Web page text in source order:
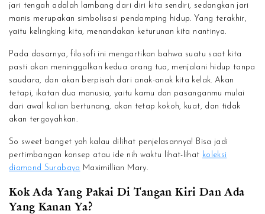
jari tengah adalah lambang dari diri kita sendiri, sedangkan jari
manis merupakan simbolisasi pendamping hidup. Yang terakhir,
yaitu kelingking kita, menandakan keturunan kita nantinya.
Pada dasarnya, filosofi ini mengartikan bahwa suatu saat kita
pasti akan meninggalkan kedua orang tua, menjalani hidup tanpa
saudara, dan akan berpisah dari anak-anak kita kelak. Akan
tetapi, ikatan dua manusia, yaitu kamu dan pasanganmu mulai
dari awal kalian bertunang, akan tetap kokoh, kuat, dan tidak
akan tergoyahkan.
So sweet banget yah kalau dilihat penjelasannya! Bisa jadi
pertimbangan konsep atau ide nih waktu lihat-lihat koleksi
diamond Surabaya Maximillian Mary.
Kok Ada Yang Pakai Di Tangan Kiri Dan Ada
Yang Kanan Ya?